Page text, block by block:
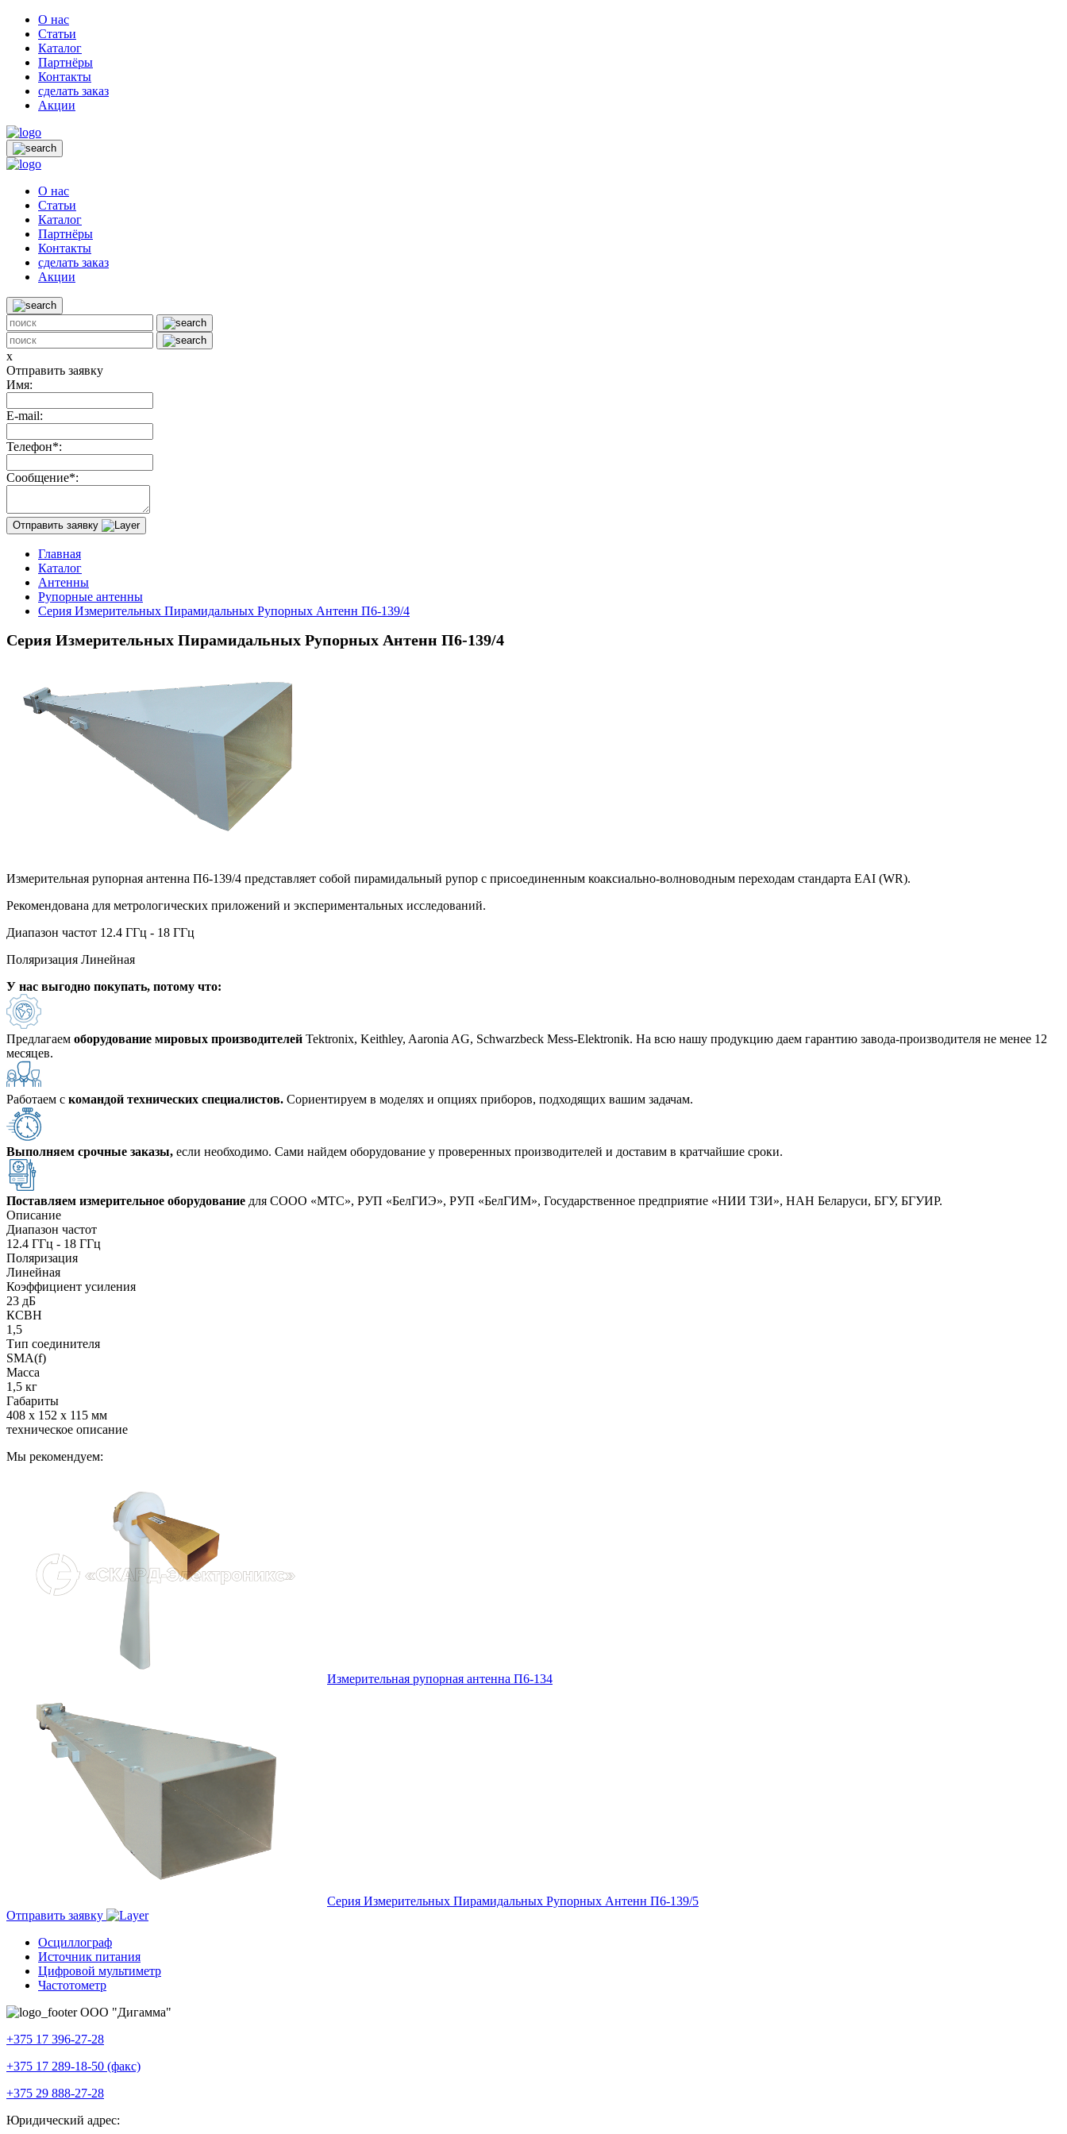
О нас
Статьи
Каталог
Партнёры
Контакты
сделать заказ
Акции
О нас
Статьи
Каталог
Партнёры
Контакты
сделать заказ
Акции
x
Отправить заявку
Имя:
E-mail:
Телефон*:
Сообщение*:
Отправить заявку
Главная
Каталог
Антенны
Рупорные антенны
Серия Измерительных Пирамидальных Рупорных Антенн П6-139/4
Серия Измерительных Пирамидальных Рупорных Антенн П6-139/4
Измерительная рупорная антенна П6-139/4 представляет собой пирамидальный рупор с присоединенным коаксиально-волноводным переходам стандарта EAI (WR).
Рекомендована для метрологических приложений и экспериментальных исследований.
Диапазон частот 12.4 ГГц - 18 ГГц
Поляризация Линейная
У нас выгодно покупать, потому что:
Предлагаем оборудование мировых производителей Tektronix, Keithley, Aaronia AG, Schwarzbeck Mess-Elektronik. На всю нашу продукцию даем гарантию завода-производителя не менее 12
месяцев.
Работаем с командой технических специалистов. Сориентируем в моделях и опциях приборов, подходящих вашим задачам.
Выполняем срочные заказы, если необходимо. Сами найдем оборудование у проверенных производителей и доставим в кратчайшие сроки.
Поставляем измерительное оборудование для СООО «МТС», РУП «БелГИЭ», РУП «БелГИМ», Государственное предприятие «НИИ ТЗИ», НАН Беларуси, БГУ, БГУИР.
Описание
Диапазон частот
12.4 ГГц - 18 ГГц
Поляризация
Линейная
Коэффициент усиления
23 дБ
КСВН
1,5
Тип соединителя
SMA(f)
Масса
1,5 кг
Габариты
408 х 152 х 115 мм
техническое описание
Мы рекомендуем:
Измерительная рупорная антенна П6-134
Серия Измерительных Пирамидальных Рупорных Антенн П6-139/5
Отправить заявку
Осциллограф
Источник питания
Цифровой мультиметр
Частотометр
ООО "Дигамма"
+375 17 396-27-28
+375 17 289-18-50 (факс)
+375 29 888-27-28
Юридический адрес: